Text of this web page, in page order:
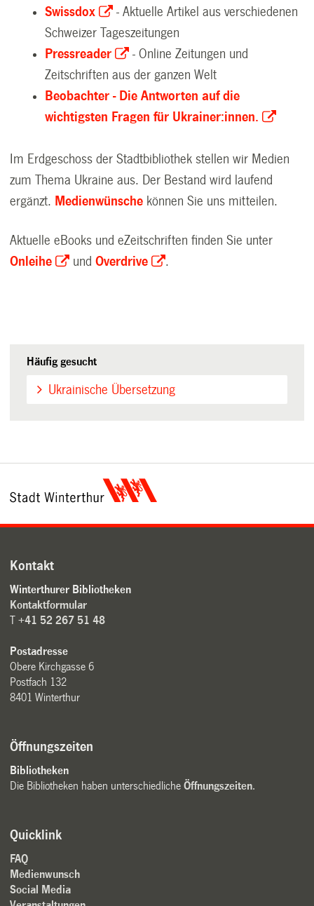
Swissdox
- Aktuelle Artikel aus verschiedenen
Schweizer Tageszeitungen
Pressreader
- Online Zeitungen und
Zeitschriften aus der ganzen Welt
Beobachter - Die Antworten auf die
wichtigsten Fragen für Ukrainer:innen.
Im Erdgeschoss der Stadtbibliothek stellen wir Medien
zum Thema Ukraine aus. Der Bestand wird laufend
ergänzt. Medienwünsche können Sie uns mitteilen.
Aktuelle eBooks und eZeitschriften finden Sie unter
Onleihe
undOverdrive .
Häufig gesucht
Ukrainische Übersetzung
Kontakt
Winterthurer Bibliotheken
Kontaktformular
T+41 52 267 51 48
Postadresse
Obere Kirchgasse 6
Postfach 132
8401 Winterthur
Öffnungszeiten
Bibliotheken
Die Bibliotheken haben unterschiedlicheÖffnungszeiten.
Quicklink
FAQ
Medienwunsch
Social Media